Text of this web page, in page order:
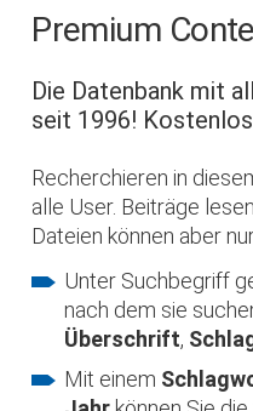
Premium
Die Datenbank mit
seit 1996!
Recherchieren in
alle User. Beiträge
Dateien können aber
Unter Suchbegriff
nach dem sie
Überschrift,
Mit einem